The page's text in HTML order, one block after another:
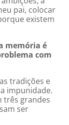
pai, colocar
existem
memória é
com
tradições e
impunidade.
três grandes
ser